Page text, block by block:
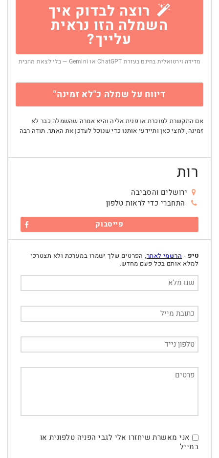
רוצה לבדוק איך
השמלה הזו נראית
עלייך?
מדידה וירטואלית בחינם בעזרת ChatGPT או Gemini — בלי לצאת מהבית
דיווח על שמלה כ"לא זמינה"
אם התקשרת למוכרת או פנית אליה והיא אמרה שהשמלה כבר לא
זמינה, לחצי כאן ותיידעי אותנו כדי שנוכל לעדכן את האתר. תודה רבה
רות
ירושלים והסביבה
התחברי כדי לראות טלפון
פייסבוק
טיפ - הרשמי לאתר, הפרטים שלך ישמרו במערכת ולא תצטרכי
למלא אותם בכל פעם מחדש.
אני מאשרת שיחזרו אלי לגבי הפניה טלפונית או
במייל